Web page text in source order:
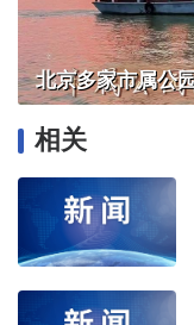
相关